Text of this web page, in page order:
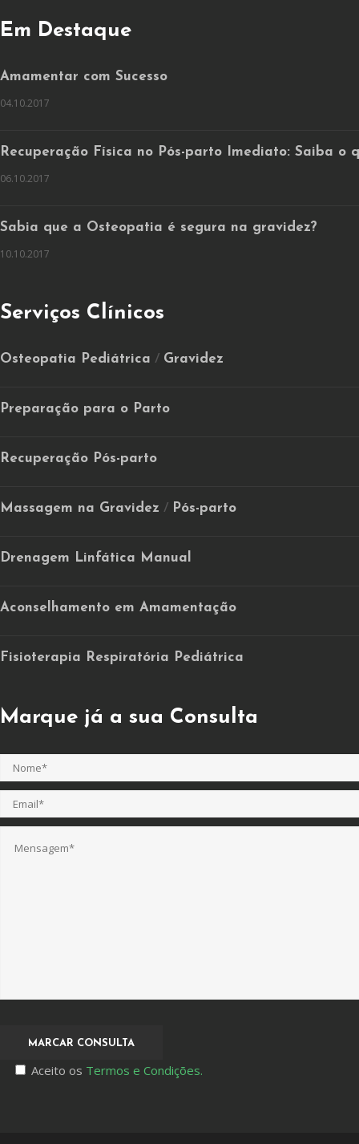
Em Destaque
Amamentar com Sucesso
04.10.2017
Recuperação Física no Pós-parto Imediato: Saiba o
06.10.2017
Sabia que a Osteopatia é segura na gravidez?
10.10.2017
Serviços Clínicos
Osteopatia Pediátrica / Gravidez
Preparação para o Parto
Recuperação Pós-parto
Massagem na Gravidez / Pós-parto
Drenagem Linfática Manual
Aconselhamento em Amamentação
Fisioterapia Respiratória Pediátrica
Marque já a sua Consulta
Aceito os Termos e Condições.